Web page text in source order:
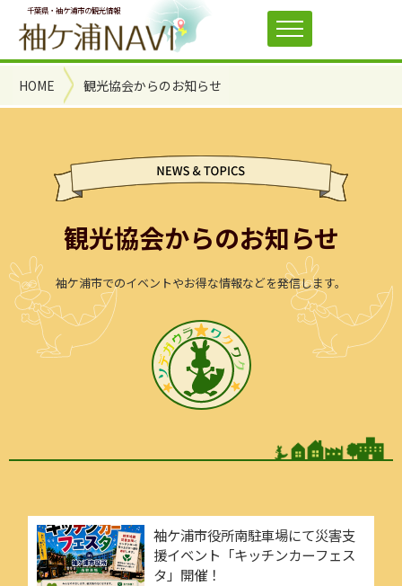
千葉県・袖ケ浦市の観光情報
HOME 観光協会からのお知らせ
観光協会からのお知らせ
袖ケ浦市でのイベントやお得な情報などを発信します。
袖ケ浦市役所南駐車場にて災害支
援イベント「キッチンカーフェス
タ」開催！